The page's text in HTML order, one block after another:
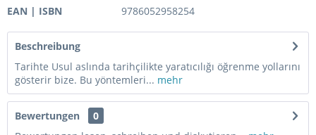
EAN | ISBN
9786052958254
Beschreibung
Tarihte Usul aslında tarihçilikte yaratıcılığı öğrenme yollarını
gösterir bize. Bu yöntemleri... mehr
Bewertungen
0